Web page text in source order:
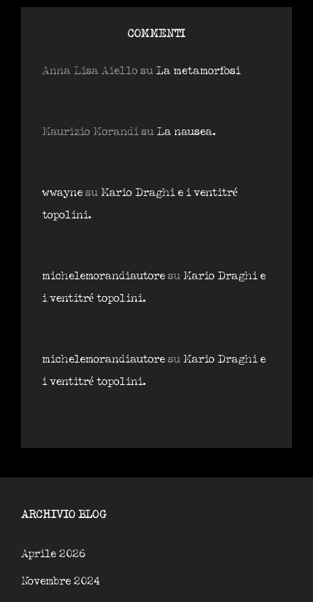
COMMENTI
Anna Lisa Aiello su La metamorfosi
Maurizio Morandisu La nausea.
wwayne su Mario Draghi e i ventitré
topolini.
michelemorandiautore su Mario Draghi e
i ventitré topolini.
michelemorandiautore su Mario Draghi e
i ventitré topolini.
ARCHIVIO BLOG
Aprile 2026
Novembre 2024